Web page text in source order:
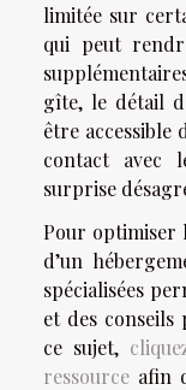
limitée sur
qui peut
gîte, le détail
être accessible
contact avec
surprise
Pour optimiser
d’un
spécialisées
et des conseils
ce sujet,
ressource afin